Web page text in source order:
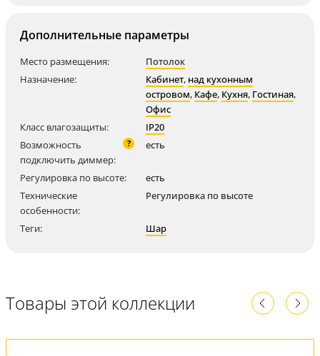
Дополнительные параметры
Место размещения:
Потолок
Назначение:
Кабинет, над кухонным
островом, Кафе, Кухня, Гостиная,
Офис
Класс влагозащиты:
IP20
Возможность
подключить диммер:
? есть
Регулировка по высоте:
есть
Технические
особенности:
Регулировка по высоте
Теги: Шар
Товары этой коллекции